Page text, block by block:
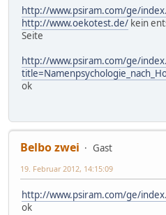
http://www.psiram.com/ge/
http://www.oekotest.de/ kein
Seite
http://www.psiram.com/ge/
ok
Belbo zwei
Gast
19. Februar 2012, 14:15:09
http://www.psiram.com/ge/
ok